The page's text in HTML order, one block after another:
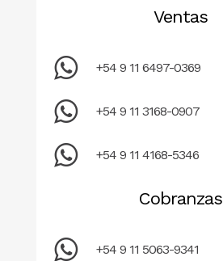
Ventas
+54 9 11 6497-0369
+54 9 11 3168-0907
+54 9 11 4168-5346
Cobranzas
+54 9 11 5063-9341